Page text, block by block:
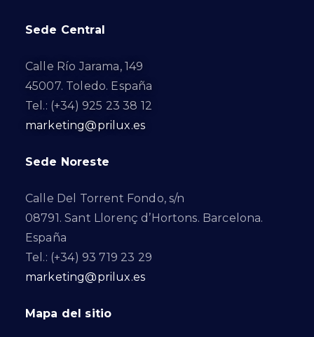
Sede Central
Calle Río Jarama, 149
45007. Toledo. España
Tel.: (+34) 925 23 38 12
marketing@prilux.es
Sede Noreste
Calle Del Torrent Fondo, s/n
08791. Sant Llorenç d’Hortons. Barcelona.
España
Tel.: (+34) 93 719 23 29
marketing@prilux.es
Mapa del sitio